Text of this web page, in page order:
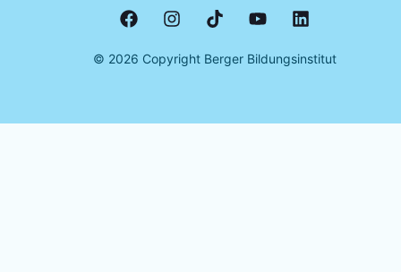
© 2026 Copyright Berger Bildungsinstitut